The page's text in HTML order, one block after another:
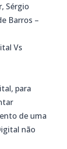
Sérgio
Barros –
Vs
para
de uma
não